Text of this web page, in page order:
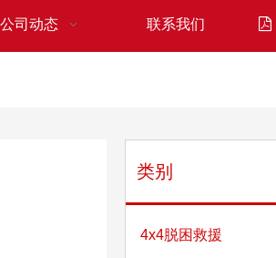
公司动态 联系我们
类别
4x4脱困救援